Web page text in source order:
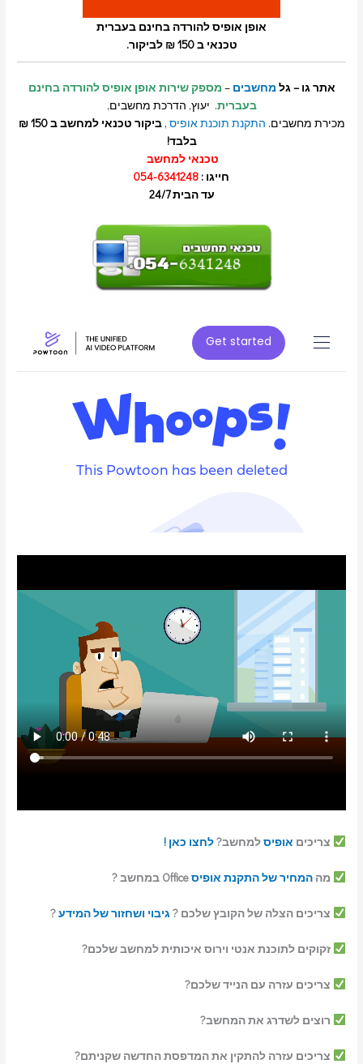
אופן אופיס להורדה בחינם בעברית
טכנאי ב 150 ₪ לביקור.
אתר גו – גל מחשבים – מספק שירות אופן אופיס להורדה בחינם
בעברית. יעוץ, הדרכת מחשבים,
מכירת מחשבים. התקנת תוכנת אופיס ,
ביקור טכנאי למחשב ב 150 ₪
בלבד!
טכנאי למחשב
חייגו : 054-6341248
עד הבית 24/7
צריכים אופיסלמחשב?לחצו כאן !
מה המחיר של התקנת אופיסOffice במחשב ?
צריכים הצלה של הקובץ שלכם ?גיבוי ושחזור של המידע?
זקוקים לתוכנת אנטי וירוס איכותית למחשב שלכם?
צריכים עזרה עם הנייד שלכם?
רוצים לשדרג את המחשב?
צריכים עזרה להתקין את המדפסת החדשה שקניתם?